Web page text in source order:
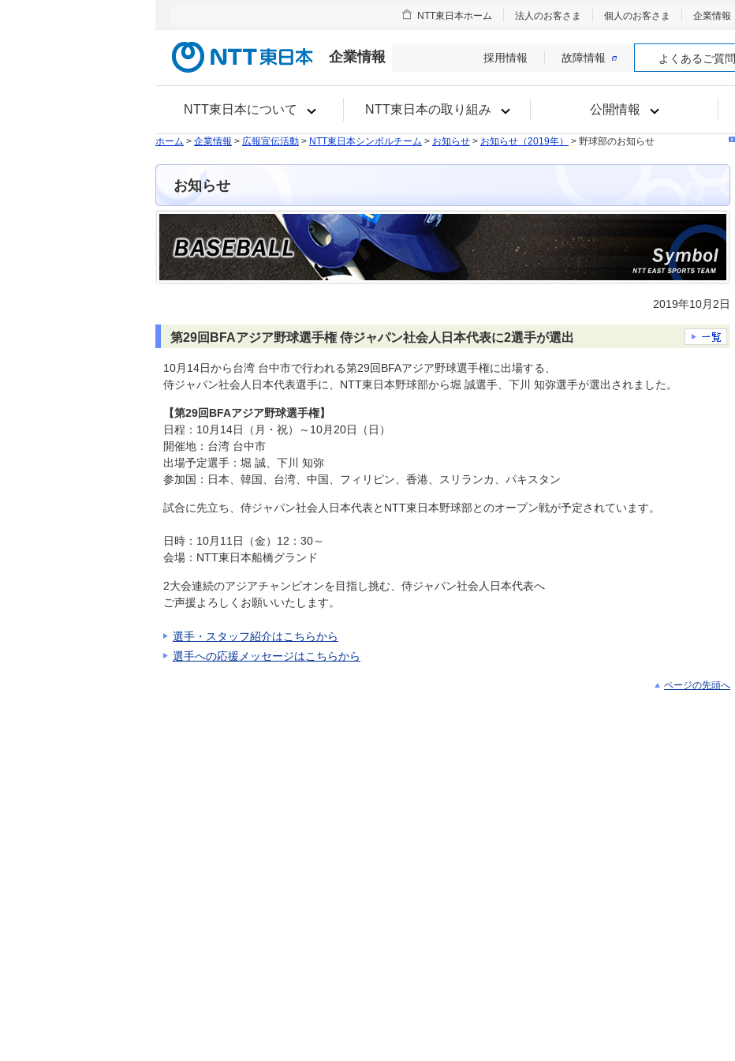
企業情報
NTT東日本について NTT東日本の取り組み 公開情報
NTT東日本ホーム 法人のお客さま 個人のお客さま 企業情報
採用情報 故障情報 よくあるご質問
ホーム > 企業情報 > 広報宣伝活動 > NTT東日本シンボルチーム > お知らせ > お知らせ（2019年） > 野球部のお知らせ
お知らせ
2019年10月2日
第29回BFAアジア野球選手権 侍ジャパン社会人日本代表に2選手が選出
10月14日から台湾 台中市で行われる第29回BFAアジア野球選手権に出場する、
侍ジャパン社会人日本代表選手に、NTT東日本野球部から堀 誠選手、下川 知弥選手が選出されました。
【第29回BFAアジア野球選手権】
日程：10月14日（月・祝）～10月20日（日）
開催地：台湾 台中市
出場予定選手：堀 誠、下川 知弥
参加国：日本、韓国、台湾、中国、フィリピン、香港、スリランカ、パキスタン
試合に先立ち、侍ジャパン社会人日本代表とNTT東日本野球部とのオープン戦が予定されています。
日時：10月11日（金）12：30～
会場：NTT東日本船橋グランド
2大会連続のアジアチャンピオンを目指し挑む、侍ジャパン社会人日本代表へ
ご声援よろしくお願いいたします。
選手・スタッフ紹介はこちらから
選手への応援メッセージはこちらから
ページの先頭へ